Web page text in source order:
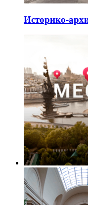
Историко-